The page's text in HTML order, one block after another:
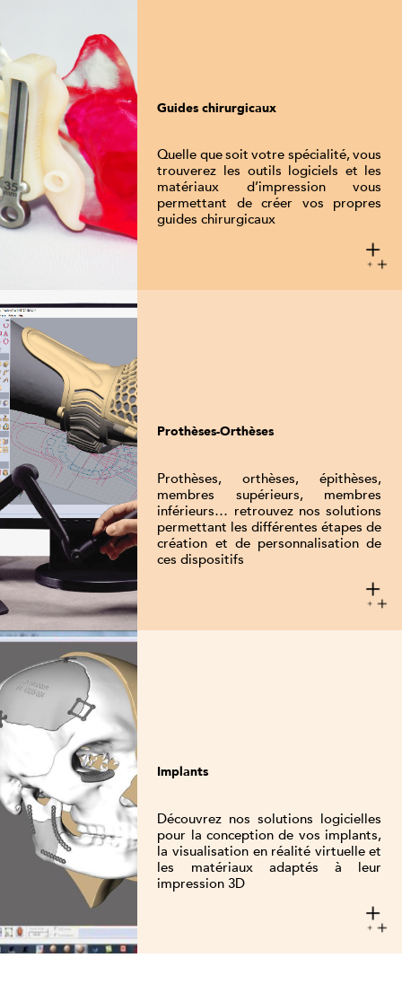
Guides chirurgicaux
Quelle que soit votre spécialité, vous
trouverez les outils logiciels et les
matériaux d’impression vous
permettant de créer vos propres
guides chirurgicaux
Prothèses-Orthèses
Prothèses, orthèses, épithèses,
membres supérieurs, membres
inférieurs… retrouvez nos solutions
permettant les différentes étapes de
création et de personnalisation de
ces dispositifs
Implants
Découvrez nos solutions logicielles
pour la conception de vos implants,
la visualisation en réalité virtuelle et
les matériaux adaptés à leur
impression 3D